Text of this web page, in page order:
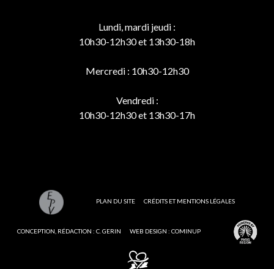
Lundi, mardi jeudi :
10h30-12h30 et 13h30-18h
Mercredi : 10h30-12h30
Vendredi :
10h30-12h30 et 13h30-17h
PLAN DU SITE CRÉDITS ET MENTIONS LÉGALES
CONCEPTION, RÉDACTION : C. GERIN WEB DESIGN : COMINUP